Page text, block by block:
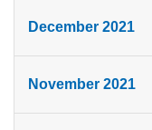
December 2021
November 2021